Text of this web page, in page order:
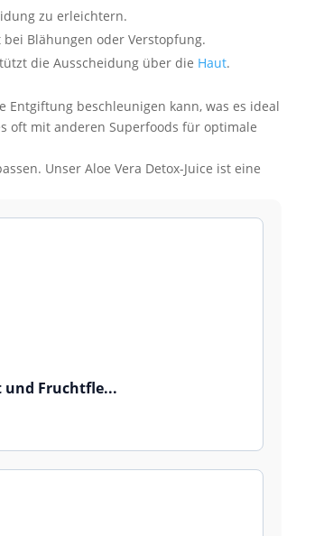
zu erleichtern.
Blähungen oder Verstopfung.
die Ausscheidung über die Haut.
Entgiftung beschleunigen kann, was es ideal
oft mit anderen Superfoods für optimale
Unser Aloe Vera Detox-Juice ist eine
und Fruchtfle...